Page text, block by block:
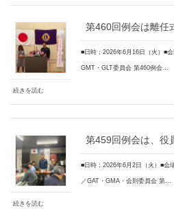
第460回例会は離任
■日時：2026年6月16日（火）■
GMT・GLT委員会 第460例会…
続きを読む
第459回例会は、役
■日時：2026年6月2日（火）■会
／GAT・GMA・会則委員会 第…
続きを読む